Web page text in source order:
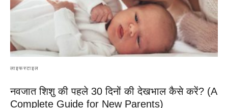
लाइफस्टाइल
नवजात शिशु की पहले 30 दिनों की देखभाल कैसे करें? (A
Complete Guide for New Parents)